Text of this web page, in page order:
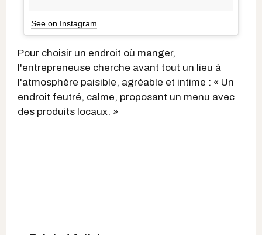
See on Instagram
Pour choisir un endroit où manger,
l'entrepreneuse cherche avant tout un lieu à
l'atmosphère paisible, agréable et intime : « Un
endroit feutré, calme, proposant un menu avec
des produits locaux. »